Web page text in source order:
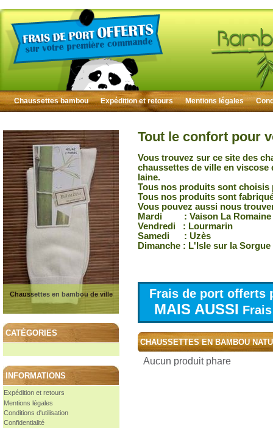
Chaussettes bambou Expédition et retours Mentions légales
Chaussettes en bambou de ville
CATÉGORIES
INFORMATIONS
Expédition et retours
Mentions légales
Conditions d'utilisation
Confidentialité
Tout le confort pour
Vous trouvez sur ce site des
chaussettes de ville en
laine.
Tous nos produits sont choisis
Tous nos produits sont
Vous pouvez aussi nous
Mardi : Vaison La Romaine
Vendredi : Lourmarin
Samedi : Uzès
Dimanche : L'Isle sur la Sorgue
Frais de port offerts
MAIS AUSSI
CHAUSSETTES EN BAMBOU
Aucun produit phare